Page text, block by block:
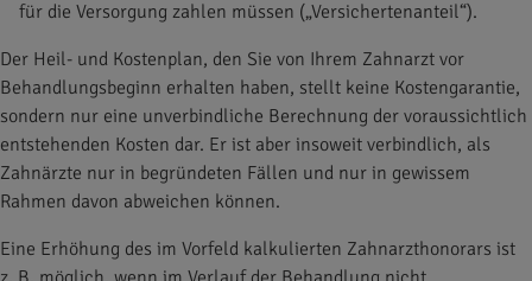
für die Versorgung zahlen müssen („Versichertenanteil“).
Der Heil- und Kostenplan, den Sie von Ihrem Zahnarzt vor
Behandlungsbeginn erhalten haben, stellt keine Kostengarantie,
sondern nur eine unverbindliche Berechnung der voraussichtlich
entstehenden Kosten dar. Er ist aber insoweit verbindlich, als
Zahnärzte nur in begründeten Fällen und nur in gewissem
Rahmen davon abweichen können.
Eine Erhöhung des im Vorfeld kalkulierten Zahnarzthonorars ist